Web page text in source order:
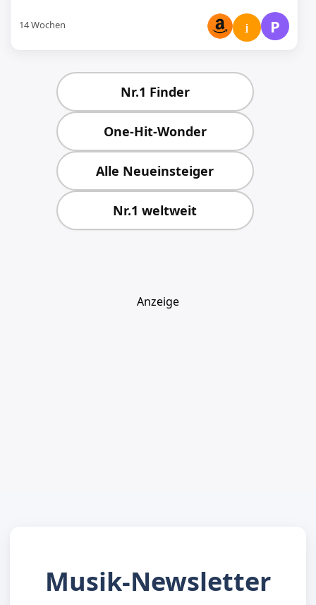
14 Wochen i P
Nr.1 Finder
One-Hit-Wonder
Alle Neueinsteiger
Nr.1 weltweit
Anzeige
Musik-Newsletter